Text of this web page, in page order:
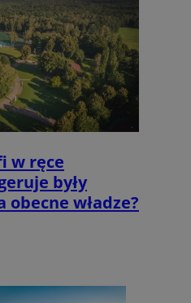
w ręce
były
władze?